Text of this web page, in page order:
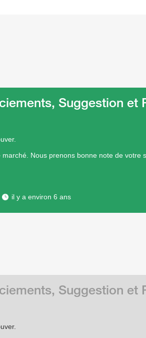
Nous prenons bonne note de votre
il y a environ 6 ans
Suggestion et
Suggestion et